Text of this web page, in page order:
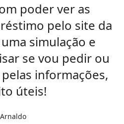
poder ver as
pelo site da
simulação e
se vou pedir ou
informações,
úteis!
Arnaldo